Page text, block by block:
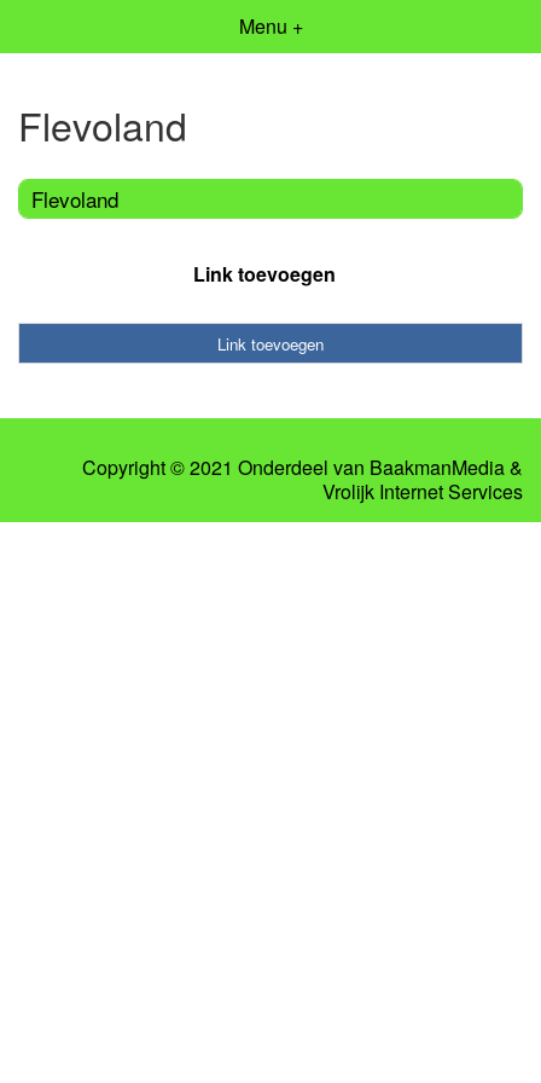
Menu +
Flevoland
Flevoland
Link toevoegen
Link toevoegen
Copyright © 2021 Onderdeel van BaakmanMedia&
Vrolijk Internet Services